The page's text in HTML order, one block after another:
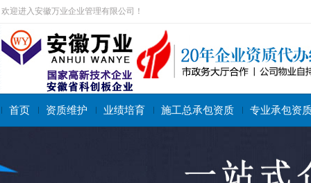
欢迎进入安徽万业企业管理有限公司！
首页 资质维护 业绩培育 施工总承包资质 专业承包资
搜索关键字： 施工总承包资质 专业承包资质 施工劳务资质